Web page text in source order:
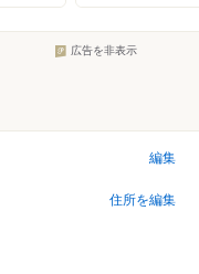
広告を非表示
編集
住所を編集